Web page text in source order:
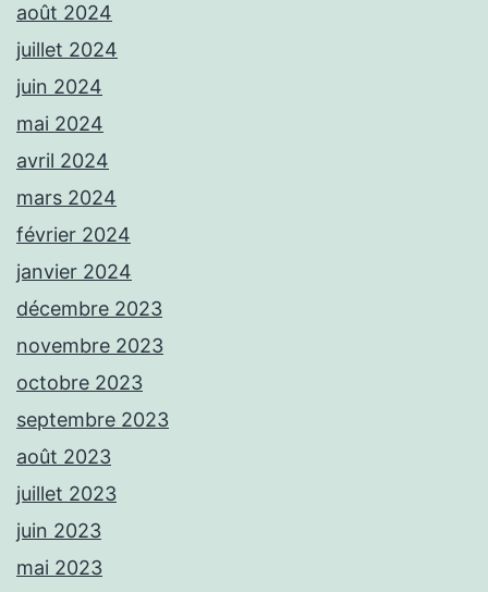
août 2024
juillet 2024
juin 2024
mai 2024
avril 2024
mars 2024
février 2024
janvier 2024
décembre 2023
novembre 2023
octobre 2023
septembre 2023
août 2023
juillet 2023
juin 2023
mai 2023